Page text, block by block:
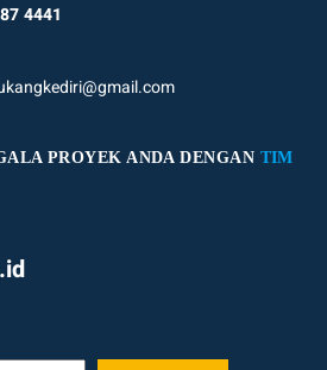
4441
PROYEK ANDA DENGAN TIM